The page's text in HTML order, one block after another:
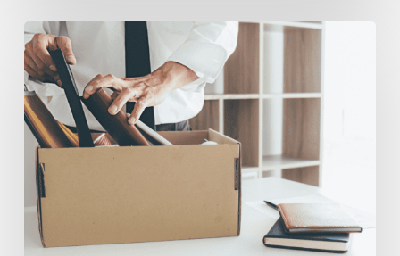
Salarié
boomerang
:
et
si
le
meilleur
candidat
était
un
ancien
collaborateur